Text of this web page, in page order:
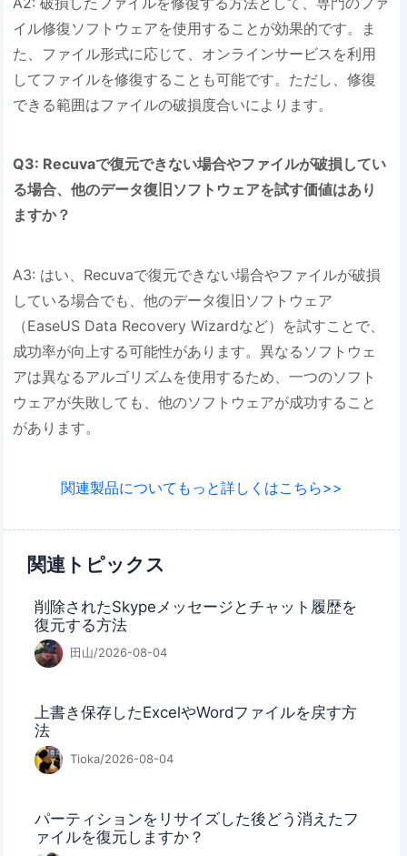
イル修復ソフトウェアを使用することが効果的です。ま
た、ファイル形式に応じて、オンラインサービスを利用
してファイルを修復することも可能です。ただし、修復
できる範囲はファイルの破損度合いによります。
Q3: Recuvaで復元できない場合やファイルが破損してい
る場合、他のデータ復旧ソフトウェアを試す価値はあり
ますか？
A3: はい、Recuvaで復元できない場合やファイルが破損
している場合でも、他のデータ復旧ソフトウェア
（EaseUS Data Recovery Wizardなど）を試すことで、
成功率が向上する可能性があります。異なるソフトウェ
アは異なるアルゴリズムを使用するため、一つのソフト
ウェアが失敗しても、他のソフトウェアが成功すること
があります。
関連製品についてもっと詳しくはこちら>>
関連トピックス
削除されたSkypeメッセージとチャット履歴を
復元する方法
田山/2026-08-04
上書き保存したExcelやWordファイルを戻す方
法
Tioka/2026-08-04
パーティションをリサイズした後どう消えたフ
ァイルを復元しますか？